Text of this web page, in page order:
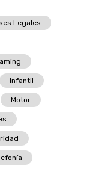
Legales
Infantil
Motor